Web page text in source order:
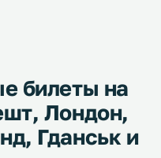
билеты на
Лондон,
Гданськ и